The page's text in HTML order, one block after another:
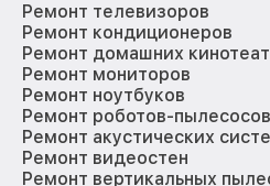
Ремонт телевизоров
Ремонт кондиционеров
Ремонт домашних
Ремонт мониторов
Ремонт ноутбуков
Ремонт роботов-пылесосов
Ремонт акустических
Ремонт видеостен
Ремонт вертикальных